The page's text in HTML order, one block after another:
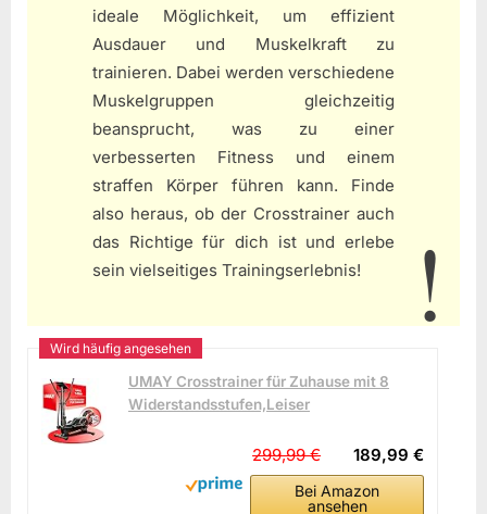
ideale Möglichkeit, um effizient
Ausdauer und Muskelkraft zu
trainieren. Dabei werden verschiedene
Muskelgruppen gleichzeitig
beansprucht, was zu einer
verbesserten Fitness und einem
straffen Körper führen kann. Finde
also heraus, ob der Crosstrainer auch
das Richtige für dich ist und erlebe
sein vielseitiges Trainingserlebnis!
UMAY Crosstrainer für Zuhause mit 8
Widerstandsstufen,Leiser
189,99 €
299,99 €
Bei Amazon
ansehen